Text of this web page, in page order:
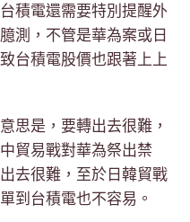
積電還需要特別提醒外
測，不管是華為案或日
台積電股價也跟著上上
思是，要轉出去很難，
貿易戰對華為祭出禁
去很難，至於日韓貿戰
到台積電也不容易。